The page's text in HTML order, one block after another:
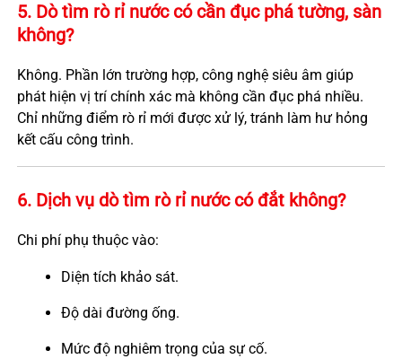
5. Dò tìm rò rỉ nước có cần đục phá tường, sàn
không?
Không. Phần lớn trường hợp, công nghệ siêu âm giúp
phát hiện vị trí chính xác mà không cần đục phá nhiều.
Chỉ những điểm rò rỉ mới được xử lý, tránh làm hư hỏng
kết cấu công trình.
6. Dịch vụ dò tìm rò rỉ nước có đắt không?
Chi phí phụ thuộc vào:
Diện tích khảo sát.
Độ dài đường ống.
Mức độ nghiêm trọng của sự cố.